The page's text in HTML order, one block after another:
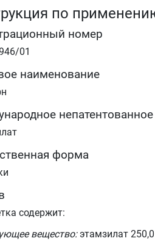
по
номер
01
наименование
форма
содержит:
вещество:этамзилат